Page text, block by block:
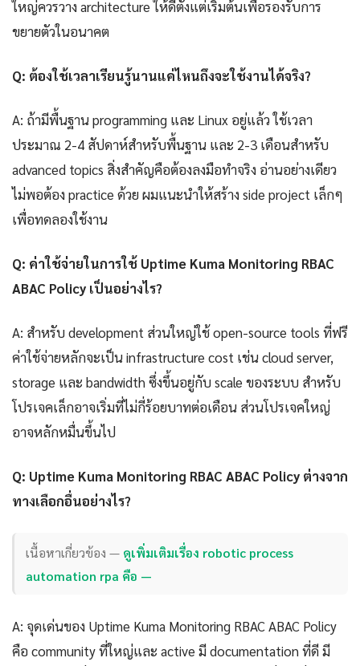
ใหญ่ควรวาง architecture ให้ดีตั้งแต่เริ่มต้นเพื่อรองรับการ
ขยายตัวในอนาคต
Q: ต้องใช้เวลาเรียนรู้นานแค่ไหนถึงจะใช้งานได้จริง?
A: ถ้ามีพื้นฐาน programming และ Linux อยู่แล้ว ใช้เวลา
ประมาณ 2-4 สัปดาห์สำหรับพื้นฐาน และ 2-3 เดือนสำหรับ
advanced topics สิ่งสำคัญคือต้องลงมือทำจริง อ่านอย่างเดียว
ไม่พอต้อง practice ด้วย ผมแนะนำให้สร้าง side project เล็กๆ
เพื่อทดลองใช้งาน
Q: ค่าใช้จ่ายในการใช้ Uptime Kuma Monitoring RBAC
ABAC Policy เป็นอย่างไร?
A: สำหรับ development ส่วนใหญ่ใช้ open-source tools ที่ฟรี
ค่าใช้จ่ายหลักจะเป็น infrastructure cost เช่น cloud server,
storage และ bandwidth ซึ่งขึ้นอยู่กับ scale ของระบบ สำหรับ
โปรเจคเล็กอาจเริ่มที่ไม่กี่ร้อยบาทต่อเดือน ส่วนโปรเจคใหญ่
อาจหลักหมื่นขึ้นไป
Q: Uptime Kuma Monitoring RBAC ABAC Policy ต่างจาก
ทางเลือกอื่นอย่างไร?
เนื้อหาเกี่ยวข้อง — ดูเพิ่มเติมเรื่อง robotic process
automation rpa คือ —
A: จุดเด่นของ Uptime Kuma Monitoring RBAC ABAC Policy
คือ community ที่ใหญ่และ active มี documentation ที่ดี มี